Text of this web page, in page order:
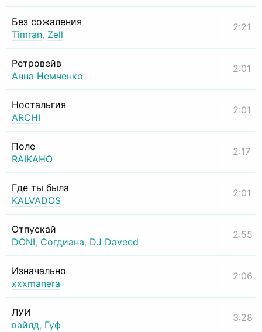
Без сожаления
Timran, Zell
2:21
Ретровейв
Анна Немченко
2:01
Ностальгия
ARCHI
2:01
Поле
RAIKAHO
2:17
Где ты была
KALVADOS
2:01
Отпускай
DONI, Согдиана, DJ Daveed
2:55
Изначально
xxxmanera
2:06
ЛУИ
вайлд, Гуф
3:28